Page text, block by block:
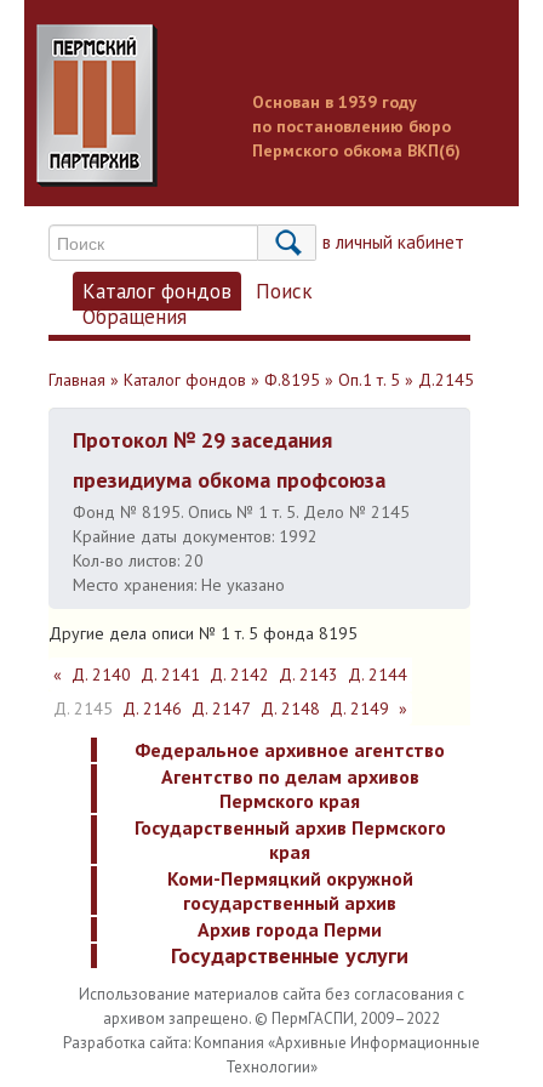
Основан в 1939 году
по постановлению бюро
Пермского обкома ВКП(б)
Вход в личный кабинет
Каталог фондов
Поиск
Обращения
Главная » Каталог фондов » Ф.8195 » Оп.1 т. 5 » Д.2145
Протокол № 29 заседания
президиума обкома профсоюза
Фонд № 8195. Опись № 1 т. 5. Дело № 2145
Крайние даты документов: 1992
Кол-во листов: 20
Место хранения: Не указано
Другие дела описи № 1 т. 5 фонда 8195
« Д. 2140 Д. 2141 Д. 2142 Д. 2143
Д. 2144
Д. 2145 Д. 2146 Д. 2147 Д. 2148 Д. 2149 »
Федеральное архивное агентство
Агентство по делам архивов
Пермского края
Государственный архив Пермского
края
Коми-Пермяцкий окружной
государственный архив
Архив города Перми
Государственные услуги
Использование материалов сайта без согласования с
архивом запрещено. © ПермГАСПИ, 2009–2022
Разработка сайта: Компания «Архивные Информационные
Технологии»